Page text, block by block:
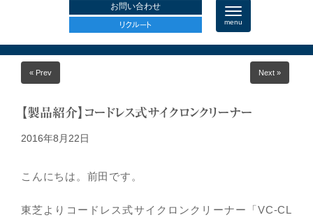
お問い合わせ
リクルート
N
a
v
i
g
n
menu
« Prev Next »
【製品紹介】コードレス式サイクロンクリーナー
2016年8月22日
こんにちは。前田です。
東芝よりコードレス式サイクロンクリーナー「VC-CL